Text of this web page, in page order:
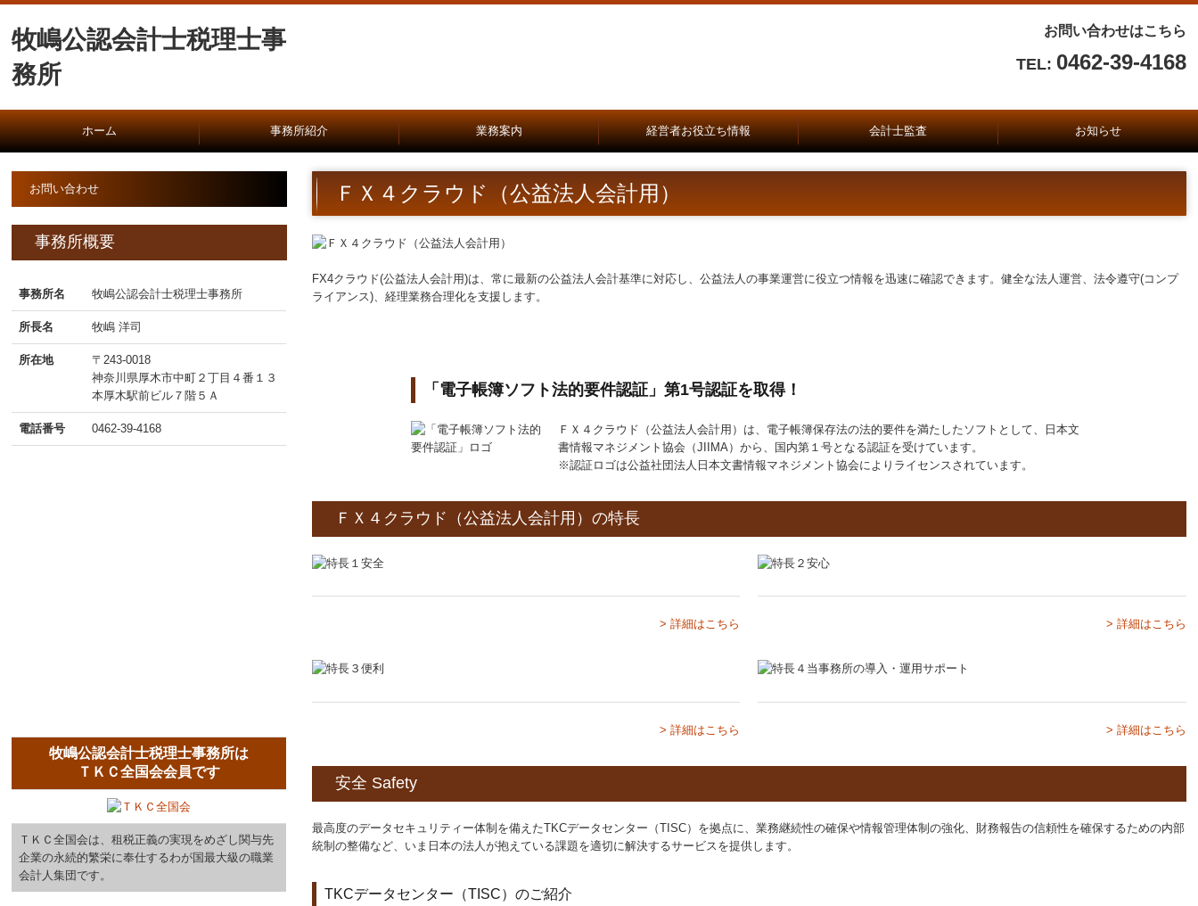
牧嶋公認会計士税理士事
務所
お問い合わせはこちら
TEL: 0462-39-4168
ホーム 事務所紹介
所長挨拶
経営理念
事務所案内
業務案内
税務会計顧問
創業の夢をお手伝いします
事業承継支援
円満な相続を支援
料金について
経営者お役立ち情報
国の共済制度活用コーナー
一般事業経営者の方へ
病医院の開業と経営改善
社会福祉法人の方へ
学校法人の方へ
公益法人の方へ
会計士監査
会社法監査
学校法人監査
社会福祉法人監査
公益法人監査
お知らせ
ブログ
お客様リンク
お問い合わせ
事務所概要
事務所名 牧嶋公認会計士税理士事務所
所長名 牧嶋 洋司
所在地
〒243-0018
神奈川県厚木市中町２丁目４番１３
本厚木駅前ビル７階５Ａ
電話番号 0462-39-4168
牧嶋公認会計士税理士事務所は
ＴＫＣ全国会会員です
ＴＫＣ全国会は、租税正義の実現をめざし関与先
企業の永続的繁栄に奉仕するわが国最大級の職業
会計人集団です。
ＦＸ４クラウド（公益法人会計用）
FX4クラウド(公益法人会計用)は、常に最新の公益法人会計基準に対応し、公益法人の事業運営に役立つ情報を迅速に確認できます。健全な法人運営、法令遵守(コンプ
ライアンス)、経理業務合理化を支援します。
「電子帳簿ソフト法的要件認証」第1号認証を取得！
ＦＸ４クラウド（公益法人会計用）は、電子帳簿保存法の法的要件を満たしたソフトとして、日本文
書情報マネジメント協会（JIIMA）から、国内第１号となる認証を受けています。
※認証ロゴは公益社団法人日本文書情報マネジメント協会によりライセンスされています。
ＦＸ４クラウド（公益法人会計用）の特長
> 詳細はこちら > 詳細はこちら
> 詳細はこちら > 詳細はこちら
安全 Safety
最高度のデータセキュリティー体制を備えたTKCデータセンター（TISC）を拠点に、業務継続性の確保や情報管理体制の強化、財務報告の信頼性を確保するための内部
統制の整備など、いま日本の法人が抱えている課題を適切に解決するサービスを提供します。
TKCデータセンター（TISC）のご紹介